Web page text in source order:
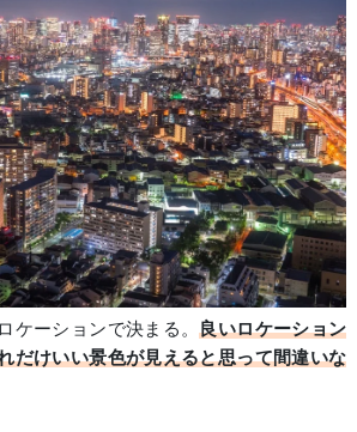
ケーションで決まる。良いロケーション
だけいい景色が見えると思って間違いな